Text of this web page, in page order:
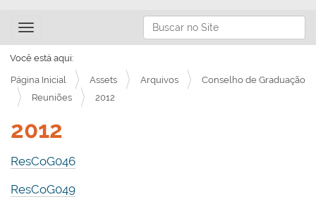
Busca
Busca Avançada…
Toggle navigation
Você está aqui:
Página Inicial Assets Arquivos
Conselho de Graduação
Reuniões
2012
2012
ResCoG046
ResCoG049